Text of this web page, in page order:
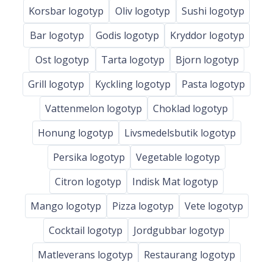
Korsbar logotyp
Oliv logotyp
Sushi logotyp
Bar logotyp
Godis logotyp
Kryddor logotyp
Ost logotyp
Tarta logotyp
Bjorn logotyp
Grill logotyp
Kyckling logotyp
Pasta logotyp
Vattenmelon logotyp
Choklad logotyp
Honung logotyp
Livsmedelsbutik logotyp
Persika logotyp
Vegetable logotyp
Citron logotyp
Indisk Mat logotyp
Mango logotyp
Pizza logotyp
Vete logotyp
Cocktail logotyp
Jordgubbar logotyp
Matleverans logotyp
Restaurang logotyp